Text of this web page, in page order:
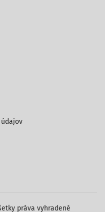
práva vyhradené